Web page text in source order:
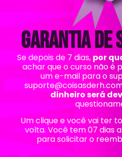
Garantia de
Se depois de 7 dias, por
achar que o curso não é
um e-mail para o
dinheiro será
Um clique e você vai ter
volta. Você tem 07 dias
para solicitar o